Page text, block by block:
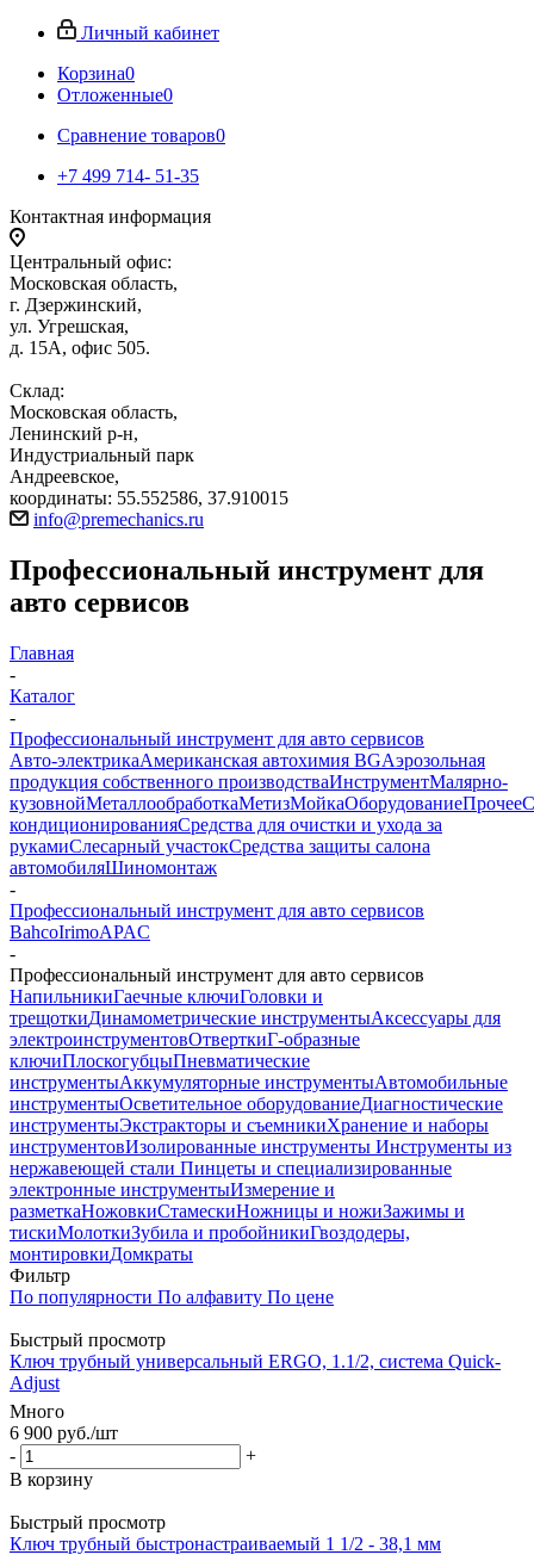
Личный кабинет
Корзина0
Отложенные0
Сравнение товаров0
+7 499 714- 51-35
Контактная информация
Центральный офис:
Московская область,
г. Дзержинский,
ул. Угрешская,
д. 15А, офис 505.
Склад:
Московская область,
Ленинский р-н,
Индустриальный парк
Андреевское,
координаты: 55.552586, 37.910015
info@premechanics.ru
Профессиональный инструмент для
авто сервисов
Главная
-
Каталог
-
Профессиональный инструмент для авто сервисов
Авто-электрикаАмериканская автохимия BGАэрозольная
продукция собственного производстваИнструментМалярно-
кузовнойМеталлообработкаМетизМойкаОборудованиеПрочее
кондиционированияСредства для очистки и ухода за
рукамиСлесарный участокСредства защиты салона
автомобиляШиномонтаж
-
Профессиональный инструмент для авто сервисов
BahcoIrimoAPAC
-
Профессиональный инструмент для авто сервисов
НапильникиГаечные ключиГоловки и
трещоткиДинамометрические инструментыАксессуары для
электроинструментовОтверткиГ-образные
ключиПлоскогубцыПневматические
инструментыАккумуляторные инструментыАвтомобильные
инструментыОсветительное оборудованиеДиагностические
инструментыЭкстракторы и съемникиХранение и наборы
инструментовИзолированные инструменты Инструменты из
нержавеющей стали Пинцеты и специализированные
электронные инструментыИзмерение и
разметкаНожовкиСтамескиНожницы и ножиЗажимы и
тискиМолоткиЗубила и пробойникиГвоздодеры,
монтировкиДомкраты
Фильтр
По популярности По алфавиту По цене
Быстрый просмотр
Ключ трубный универсальный ERGO, 1.1/2, система Quick-
Adjust
Много
6 900 руб./шт
-
+
В корзину
Быстрый просмотр
Ключ трубный быстронастраиваемый 1 1/2 - 38,1 мм